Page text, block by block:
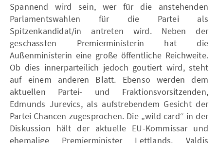
Spannend wird sein, wer für die anstehenden
Parlamentswahlen für die Partei als
Spitzenkandidat/in antreten wird. Neben der
geschassten Premierministerin hat die
Außenministerin eine große öffentliche Reichweite.
Ob dies innerparteilich jedoch goutiert wird, steht
auf einem anderen Blatt. Ebenso werden dem
aktuellen Partei- und Fraktionsvorsitzenden,
Edmunds Jurevics, als aufstrebendem Gesicht der
Partei Chancen zugesprochen. Die „wild card“ in der
Diskussion hält der aktuelle EU-Kommissar und
ehemalige Premierminister Lettlands, Valdis